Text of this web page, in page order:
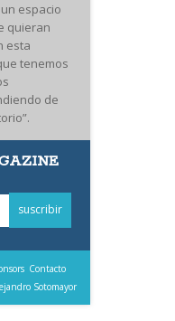
espacio
quieran
esta
tenemos
de
Contacto
Sotomayor